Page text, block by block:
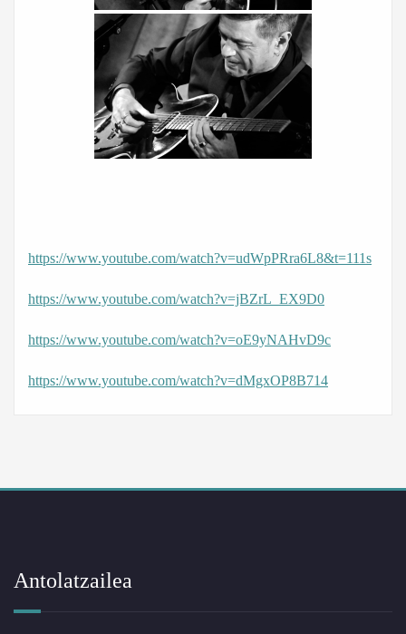
https://www.youtube.com/watch?v=udWpPRra6L8&t=111s
https://www.youtube.com/watch?v=jBZrL_EX9D0
https://www.youtube.com/watch?v=oE9yNAHvD9c
https://www.youtube.com/watch?v=dMgxOP8B714
Antolatzailea